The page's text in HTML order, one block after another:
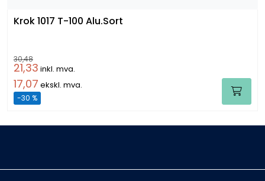
Krok 1017 T-100 Alu.Sort
30,48
21,33 inkl. mva.
17,07 ekskl. mva.
-30 %